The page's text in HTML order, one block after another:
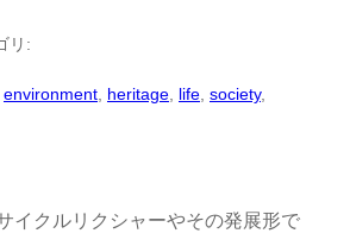
リ:
environment, heritage, life, society
イクルリクシャーやその発展形で